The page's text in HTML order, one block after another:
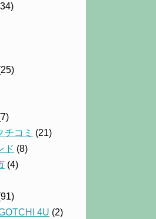
チコミ (21)
ド (8)
(4)
4U (2)